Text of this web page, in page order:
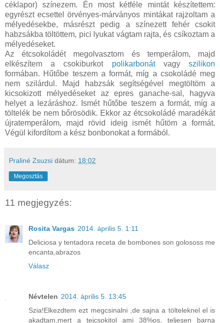
céklapor) színezem. Én most kétféle mintát készítettem:
egyrészt ecsettel örvényes-márványos mintákat rajzoltam a
mélyedésekbe, másrészt pedig a színezett fehér csokit
habzsákba töltöttem, pici lyukat vágtam rajta, és csíkoztam a
mélyedéseket.
Az étcsokoládét megolvasztom és temperálom, majd
elkészítem a csokiburkot polikarbonátvagyszilikon
formában. Hűtőbe teszem a formát, míg a csokoládé meg
nem szilárdul. Majd habzsák segítségével megtöltöm a
kicsokizott mélyedéseket az epres ganache-sal, hagyva
helyet a lezáráshoz. Ismét hűtőbe teszem a formát, míg a
töltelék be nem bőrösödik. Ekkor az étcsokoládé maradékát
újratemperálom, majd rövid ideig ismét hűtöm a formát.
Végül kifordítom a kész bonbonokat a formából.
Praliné Zsuzsi dátum: 18:02
Megosztás
11 megjegyzés:
Rosita Vargas 2014. április 5. 1:11
Deliciosa y tentadora receta de bombones son golososs me
encanta,abrazos
Válasz
Névtelen 2014. április 5. 13:45
Szia!Elkezdtem ezt megcsinalni ,de sajna a tölteleknel el is
akadtam,mert a tejcsokitol ami 38%os, teljesen barna